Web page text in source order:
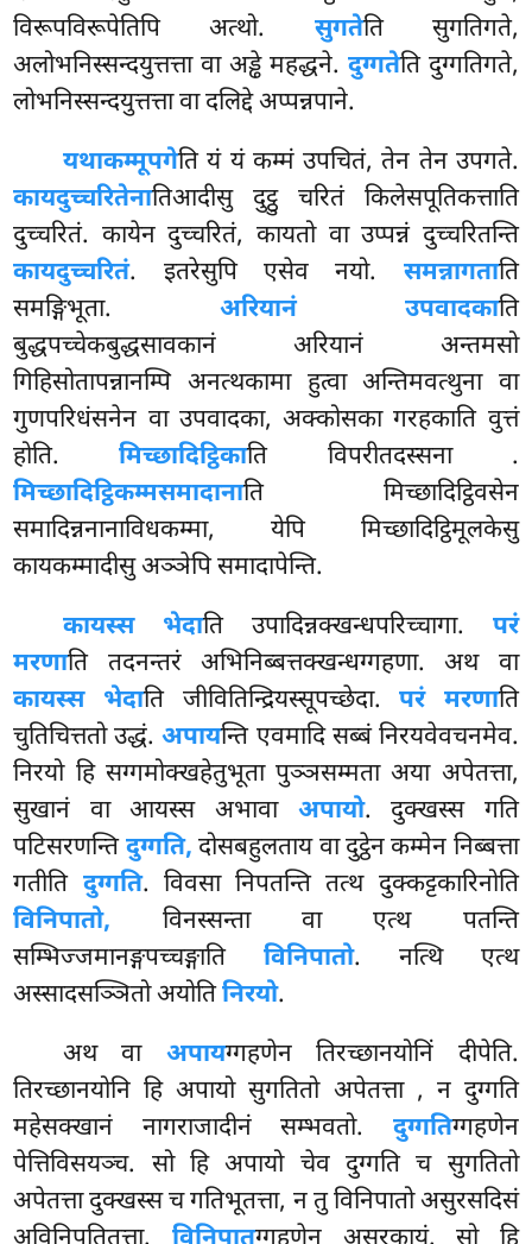
विरूपविरूपेतिपि अत्थो. सुगतेति सुगतिगते,
अलोभनिस्सन्दयुत्तत्ता वा अड्ढे महद्धने. दुग्गतेति दुग्गतिगते,
लोभनिस्सन्दयुत्तत्ता वा दलिद्दे अप्पन्नपाने.
यथाकम्मूपगेति यं यं कम्मं उपचितं, तेन तेन उपगते.
कायदुच्चरितेनातिआदीसु दुट्ठु चरितं किलेसपूतिकत्ताति
दुच्चरितं. कायेन दुच्चरितं, कायतो वा उप्पन्नं दुच्चरितन्ति
कायदुच्चरितं. इतरेसुपि एसेव नयो. समन्नागताति
समङ्गिभूता. अरियानं उपवादकाति
बुद्धपच्चेकबुद्धसावकानं अरियानं अन्तमसो
गिहिसोतापन्नानम्पि अनत्थकामा हुत्वा अन्तिमवत्थुना वा
गुणपरिधंसनेन वा उपवादका, अक्कोसका गरहकाति वुत्तं
होति.मिच्छादिट्ठिकाति विपरीतदस्सना .
मिच्छादिट्ठिकम्मसमादानाति मिच्छादिट्ठिवसेन
समादिन्ननानाविधकम्मा, येपि मिच्छादिट्ठिमूलकेसु
कायकम्मादीसु अञ्ञेपि समादापेन्ति.
कायस्स भेदाति उपादिन्नक्खन्धपरिच्चागा. परं
मरणाति तदनन्तरं अभिनिब्बत्तक्खन्धग्गहणा. अथ वा
कायस्स भेदाति जीवितिन्द्रियस्सूपच्छेदा.परं मरणाति
चुतिचित्ततो उद्धं.अपायन्ति एवमादि सब्बं निरयवेवचनमेव.
निरयो हि सग्गमोक्खहेतुभूता पुञ्ञसम्मता अया अपेतत्ता,
सुखानं वा आयस्स अभावा अपायो. दुक्खस्स गति
पटिसरणन्तिदुग्गति, दोसबहुलताय वा दुट्ठेन कम्मेन निब्बत्ता
गतीति दुग्गति. विवसा निपतन्ति तत्थ दुक्कट्टकारिनोति
विनिपातो, विनस्सन्ता वा एत्थ पतन्ति
सम्भिज्जमानङ्गपच्चङ्गातिविनिपातो. नत्थि एत्थ
अस्सादसञ्ञितो अयोतिनिरयो.
अथ वा अपायग्गहणेन तिरच्छानयोनिं दीपेति.
तिरच्छानयोनि हि अपायो सुगतितो अपेतत्ता , न दुग्गति
महेसक्खानं नागराजादीनं सम्भवतो. दुग्गतिग्गहणेन
पेत्तिविसयञ्च. सो हि अपायो चेव दुग्गति च सुगतितो
अपेतत्ता दुक्खस्स च गतिभूतत्ता, न तु विनिपातो असुरसदिसं